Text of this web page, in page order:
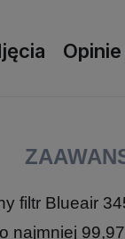
filtr Blueair
najmniej